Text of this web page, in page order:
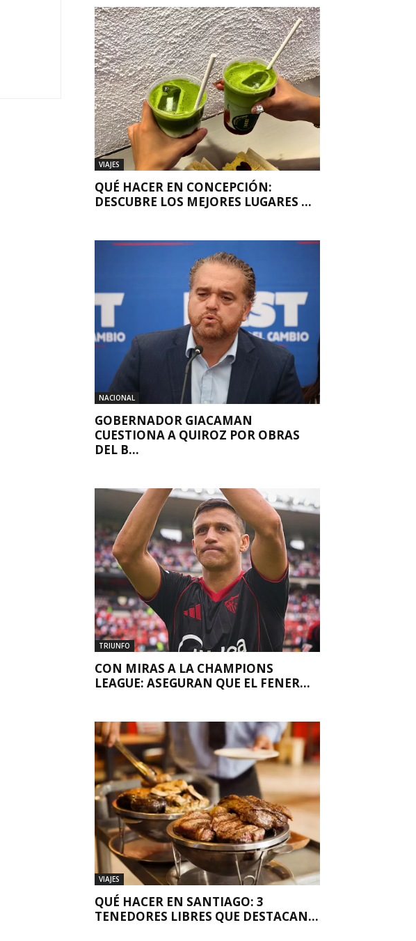
VIAJES
QUÉ HACER EN CONCEPCIÓN:
DESCUBRE LOS MEJORES LUGARES ...
NACIONAL
GOBERNADOR GIACAMAN
CUESTIONA A QUIROZ POR OBRAS
DEL B...
TRIUNFO
CON MIRAS A LA CHAMPIONS
LEAGUE: ASEGURAN QUE EL FENER...
VIAJES
QUÉ HACER EN SANTIAGO: 3
TENEDORES LIBRES QUE DESTACAN...